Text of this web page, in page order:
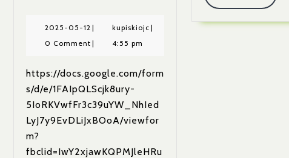
Vasarą
Jaunimo
Stovykloje!
🙋
🤸
⬇️REGISTRACIJA⬇️
2025-05-12 2025-
05-
| kupiskiojc kupiskiojc
|
0 Comment | 4:55 pm
https://docs.google.com/form
s/d/e/1FAIpQLScjk8ury-
5IoRKVwfFr3c39uYW_NhIed
LyJ7y9EvDLiJxBOoA/viewfor
m?
fbclid=IwY2xjawKQPMJleHRu